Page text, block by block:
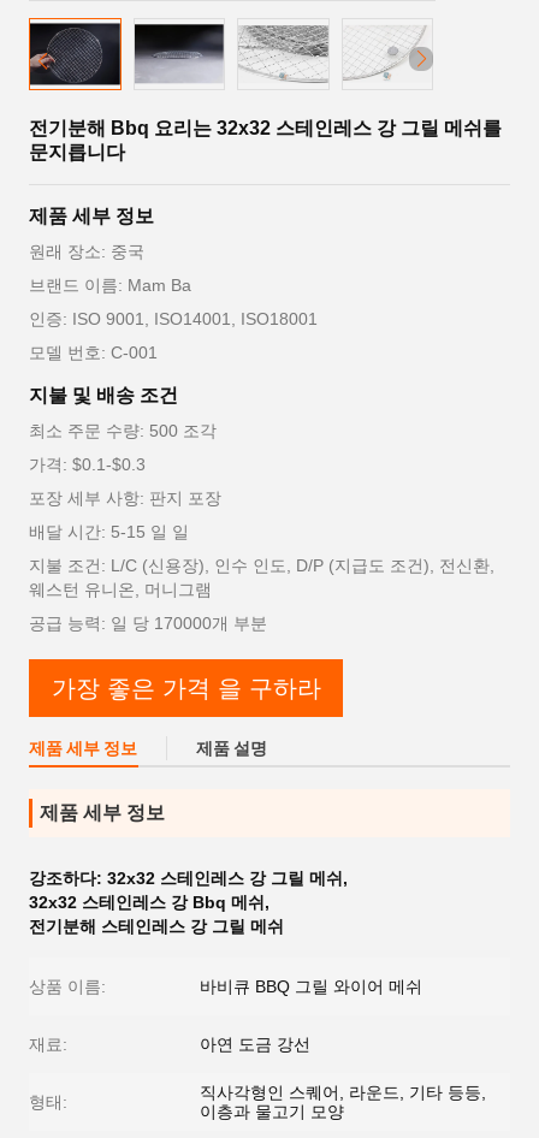
전기분해 Bbq 요리는 32x32 스테인레스 강 그릴 메쉬를
문지릅니다
제품 세부 정보
원래 장소: 중국
브랜드 이름: Mam Ba
인증: ISO 9001, ISO14001, ISO18001
모델 번호: C-001
지불 및 배송 조건
최소 주문 수량: 500 조각
가격: $0.1-$0.3
포장 세부 사항: 판지 포장
배달 시간: 5-15 일 일
지불 조건: L/C (신용장), 인수 인도, D/P (지급도 조건), 전신환,
웨스턴 유니온, 머니그램
공급 능력: 일 당 170000개 부분
가장 좋은 가격 을 구하라
제품 세부 정보 제품 설명
제품 세부 정보
강조하다: 32x32 스테인레스 강 그릴 메쉬 ,
32x32 스테인레스 강 Bbq 메쉬 ,
전기분해 스테인레스 강 그릴 메쉬
상품 이름: 바비큐 BBQ 그릴 와이어 메쉬
재료: 아연 도금 강선
형태:
직사각형인 스퀘어, 라운드, 기타 등등,
이층과 물고기 모양